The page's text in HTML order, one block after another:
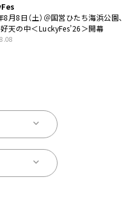
月8日（土）＠国営ひたち海浜公園、
天の中＜LuckyFes’26＞開幕